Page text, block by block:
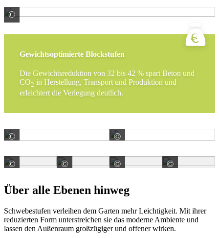
© Kronimus AG Betonsteinwerke
Gewichtsoptimierte Blockstufen
Die Gewichtsreduktion von 32 bis 42 % spart Beton und
CO2 in Herstellung, Transport und Produktion und
erleichtert die Verlegung deutlich.
© KANN GmbH Baustoffwerke
©
© Klostermann GmbH & Co. KG
© Klostermann GmbH & Co. KG
© Klostermann GmbH &
©
Über alle Ebenen hinweg
Schwebestufen verleihen dem Garten mehr Leichtigkeit. Mit ihrer
reduzierten Form unterstreichen sie das moderne Ambiente und
lassen den Außenraum großzügiger und offener wirken.